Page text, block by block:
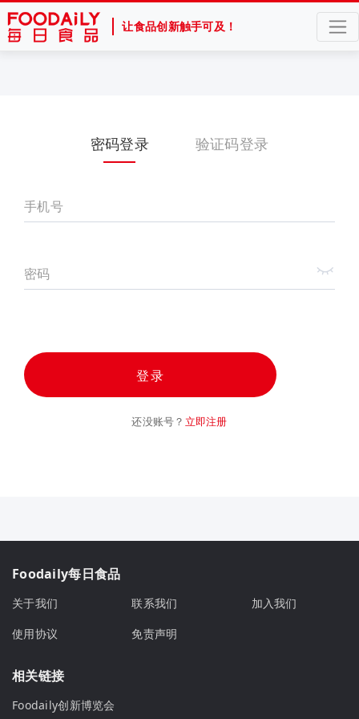
让食品创新触手可及！
密码登录 验证码登录
手机号
密码
登录
还没账号？ 立即注册
Foodaily每日食品
关于我们 联系我们
加入我们
使用协议
免责声明
相关链接
Foodaily创新博览会